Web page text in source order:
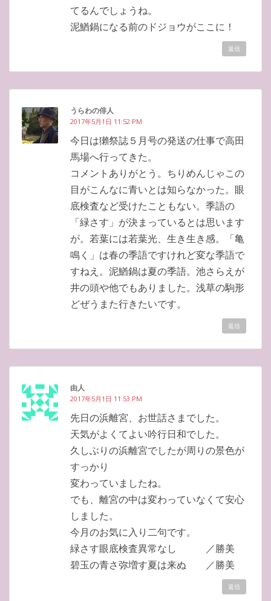
てるんでしょうね。
泥鰌鍋になる前のドジョウがここに！
返信
うらわの俳人
2017年5月1日 11:52 PM
今日は獺祭誌５月号の発送の仕事で高田
馬場へ行ってきた。
コメントありがとう。ちりめんじゃこの
目がこんなに青いとは知らなかった。眼
底検査など受けたこともない。季語の
「緑さす」が決まっているとは思います
が。若葉には若葉光、生き生き感。「亀
鳴く」は春の季語ですけれど変な季語で
すねえ。泥鰌鍋は夏の季語。池さらえが
井の頭や他でもありました。浅草の駒形
どぜうまた行きたいです。
返信
由人
2017年5月1日 11:53 PM
先日の浜離宮、お世話さまでした。
天気がよくてよい吟行日和でした。
久しぶりの浜離宮でしたが周りの景色が
すっかり
変わっていましたね。
でも、離宮の中は変わっていなくて安心
しました。
今月のお気に入り二句です。
緑さす眼底検査異常なし ／勝美
碧玉の青さ弥増す夏は来ぬ ／勝美
返信